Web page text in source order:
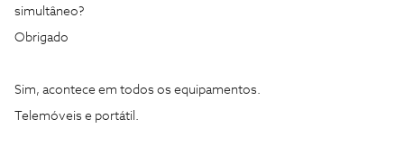
simultâneo?
Obrigado
Sim, acontece em todos os equipamentos.
Telemóveis e portátil.